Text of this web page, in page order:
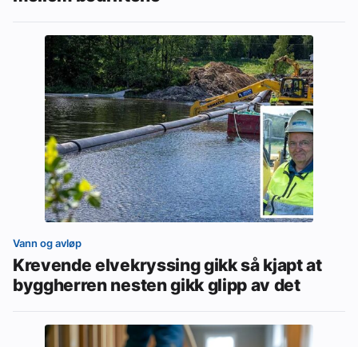
Vann og avløp
Krevende elvekryssing gikk så kjapt at
byggherren nesten gikk glipp av det